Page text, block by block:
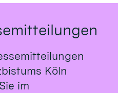
Köln
im